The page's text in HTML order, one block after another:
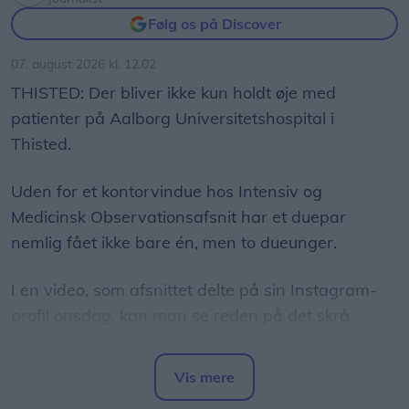
Følg os på Discover
07. august 2026 kl. 12.02
THISTED: Der bliver ikke kun holdt øje med
patienter på Aalborg Universitetshospital i
Thisted.
Uden for et kontorvindue hos Intensiv og
Medicinsk Observationsafsnit har et duepar
nemlig fået ikke bare én, men to dueunger.
I en video, som afsnittet delte på sin Instagram-
Dueparret forsøger hvert år at bygge rede på
Vis mere